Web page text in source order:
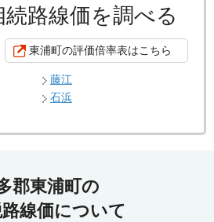
路線価を調べる
東浦町の評価倍率表はこちら
藤江
石浜
郡東浦町の
線価について